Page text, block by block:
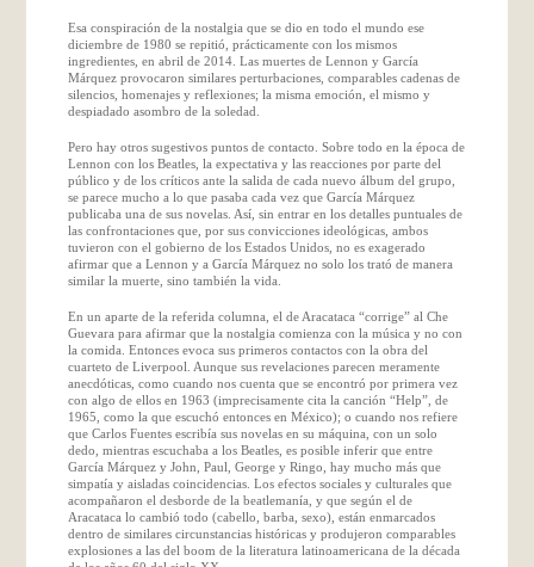
Esa conspiración de la nostalgia que se dio en todo el mundo ese
diciembre de 1980 se repitió, prácticamente con los mismos
ingredientes, en abril de 2014. Las muertes de Lennon y García
Márquez provocaron similares perturbaciones, comparables cadenas de
silencios, homenajes y reflexiones; la misma emoción, el mismo y
despiadado asombro de la soledad.
Pero hay otros sugestivos puntos de contacto. Sobre todo en la época de
Lennon con los Beatles, la expectativa y las reacciones por parte del
público y de los críticos ante la salida de cada nuevo álbum del grupo,
se parece mucho a lo que pasaba cada vez que García Márquez
publicaba una de sus novelas. Así, sin entrar en los detalles puntuales de
las confrontaciones que, por sus convicciones ideológicas, ambos
tuvieron con el gobierno de los Estados Unidos, no es exagerado
afirmar que a Lennon y a García Márquez no solo los trató de manera
similar la muerte, sino también la vida.
En un aparte de la referida columna, el de Aracataca “corrige” al Che
Guevara para afirmar que la nostalgia comienza con la música y no con
la comida. Entonces evoca sus primeros contactos con la obra del
cuarteto de Liverpool. Aunque sus revelaciones parecen meramente
anecdóticas, como cuando nos cuenta que se encontró por primera vez
con algo de ellos en 1963 (imprecisamente cita la canción “Help”, de
1965, como la que escuchó entonces en México); o cuando nos refiere
que Carlos Fuentes escribía sus novelas en su máquina, con un solo
dedo, mientras escuchaba a los Beatles, es posible inferir que entre
García Márquez y John, Paul, George y Ringo, hay mucho más que
simpatía y aisladas coincidencias. Los efectos sociales y culturales que
acompañaron el desborde de la beatlemanía, y que según el de
Aracataca lo cambió todo (cabello, barba, sexo), están enmarcados
dentro de similares circunstancias históricas y produjeron comparables
explosiones a las del boom de la literatura latinoamericana de la década